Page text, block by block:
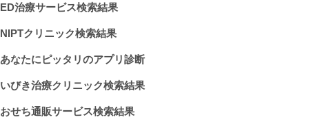
ED治療サービス検索結果
NIPTクリニック検索結果
あなたにピッタリのアプリ診断
いびき治療クリニック検索結果
おせち通販サービス検索結果